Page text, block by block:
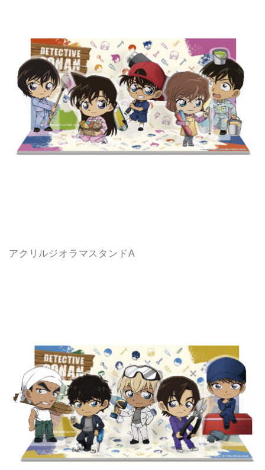
アクリルジオラマスタンドA